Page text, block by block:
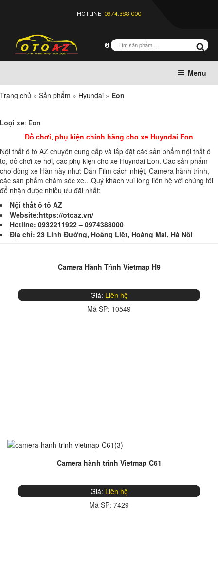
HOTLINE: 0974.388.000
Menu
Trang chủ » Sản phẩm » Hyundai » Eon
Loại xe: Eon
Đồ chơi, phụ kiện chính hãng cho xe Huyndai Eon
Nội thất ô tô AZ chuyên cung cấp và lắp đặt các sản phẩm nội thất ô
tô, đồ chơi xe hơi, các phụ kiện cho xe Huyndai Eon. Các sản phẩm
cho dòng xe Hàn này như: Dán Film cách nhiệt, Camera hành trình,
các sản phẩm chăm sóc xe…Quý khách vui lòng liên hệ với chúng tôi
để nhận được nhiều ưu đãi nhất:
Nội thất ô tô AZ
Website:https://otoaz.vn/
Hotline: 0932211922 – 0974388000
Địa chỉ: 23 Linh Đường, Hoàng Liệt, Hoàng Mai, Hà Nội
Camera Hành Trình Vietmap H9
Giá: Liên hệ
Mã SP: 10549
Camera hành trình Vietmap C61
Giá: Liên hệ
Mã SP: 7429